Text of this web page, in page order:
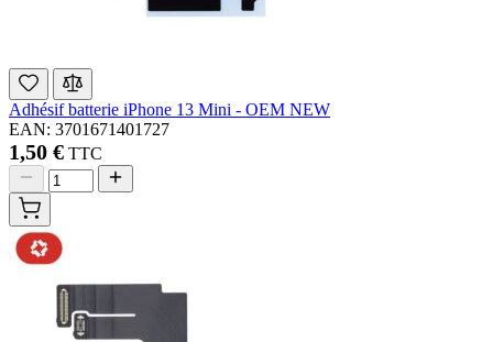
Adhésif batterie iPhone 13 Mini - OEM NEW
EAN: 3701671401727
1,50 € TTC